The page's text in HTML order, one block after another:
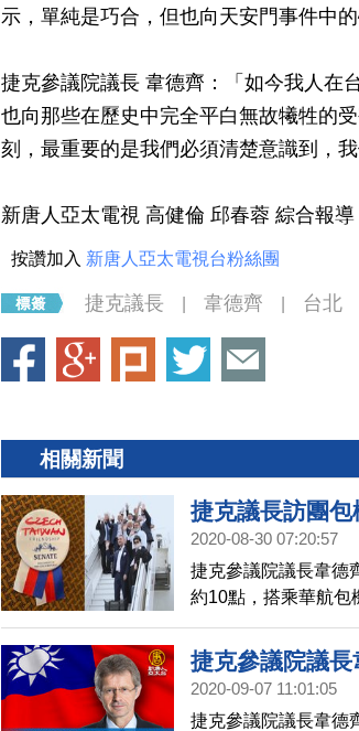
示，單純是巧合，但也向天安門事件中的
捷克參議院議長 韋德齊：「如今我人在
也向那些在歷史中完全平白無故犧牲的
刻，最重要的是我們必須清楚意識到，
新唐人亞太電視 高健倫 邱春蓉 綜合報導
按讚加入 新唐人亞太電視台粉絲團
捷克議長 韋德齊 台北
相關新聞
捷克議長訪團
2020-08-30 07:20:57
捷克參議院議長韋德
約10點，搭乘華航包
國桃園國際機場。全
捷克參議院議
2020-09-07 11:01:05
捷克參議院議長韋德